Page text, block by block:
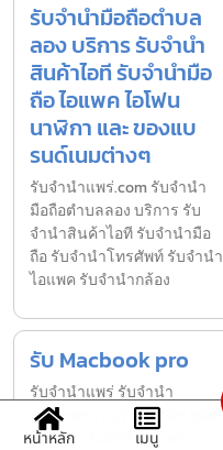
รับจำนำมือถือตำบล
ลอง บริการ รับจำนำ
สินค้าไอที รับจำนำมือ
ถือ ไอแพค ไอโฟน
นาฬิกา และ ของแบ
รนด์เนมต่างๆ
รับจํานําแพร่.com รับจำนำ
มือถือตำบลลอง บริการ รับ
จำนำสินค้าไอที รับจำนำมือ
ถือ รับจำนำโทรศัพท์ รับจำนำ
ไอแพค รับจำนำกล้อง
รับ Macbook pro
รับจํานำแพร่ รับจํานํา
แพร่.com เบอร์ 098 829 3515
รับจำนำสินค้าอื่นๆ โทร
หน้าหลัก เมนู